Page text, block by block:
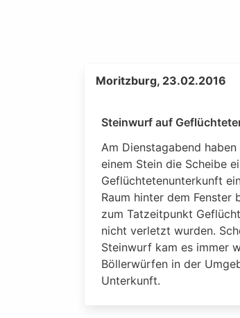
Moritzburg, 23.02.2016
Steinwurf auf
Am Dienstagabend
einem Stein die Scheibe
Geflüchtetenunterkunft
Raum hinter dem Fenster
zum Tatzeitpunkt
nicht verletzt wurden.
Steinwurf kam es immer
Böllerwürfen in der
Unterkunft.